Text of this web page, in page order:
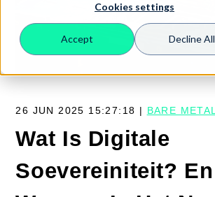
Cookies settings
Accept Decline All
Search
26 JUN 2025 15:27:18 | BARE METAL
Wat Is Digitale
Soevereiniteit? En